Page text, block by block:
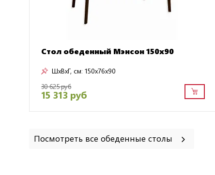
Стол обеденный Мэнсон 150х90
ШxВxГ, см: 150x76x90
30 625 руб
15 313 руб
Посмотреть все обеденные столы